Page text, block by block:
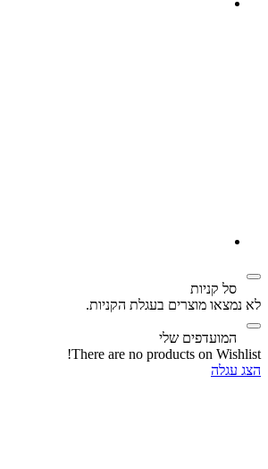
סל קניות‬
לא נמצאו מוצרים בעגלת הקניות.
המועדפים שלי
There are no products on Wishlist!
הצג עגלה